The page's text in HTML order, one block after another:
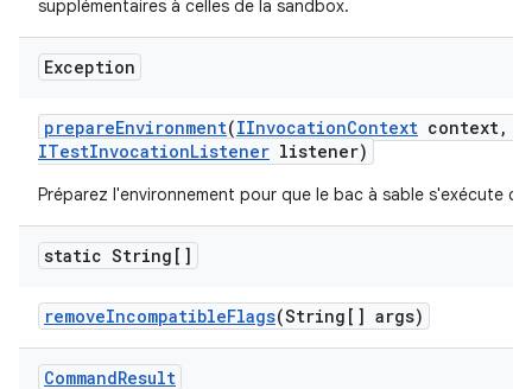
supplémentaires à celles de la sandbox.
Exception
prepareEnvironment(IInvocationContext context,
ITestInvocationListener listener)
Préparez l'environnement pour que le bac à sable s'exécute
static String[]
removeIncompatibleFlags(String[] args)
CommandResult